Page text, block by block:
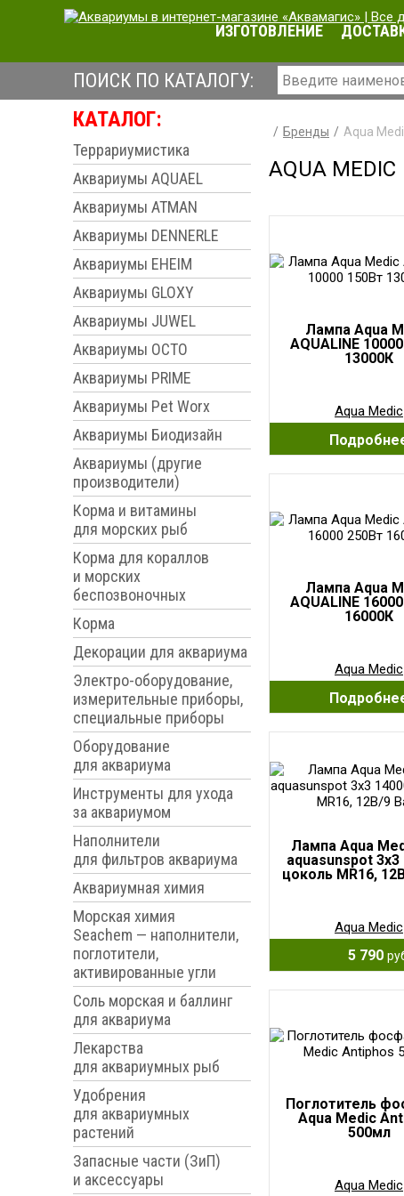
ИЗГОТОВЛЕНИЕ
ПОИСК ПО КАТАЛОГУ:
КАТАЛОГ:
Террариумистика
Аквариумы AQUAEL
Аквариумы ATMAN
Аквариумы DENNERLE
Аквариумы EHEIM
Аквариумы GLOXY
Аквариумы JUWEL
Аквариумы OCTO
Аквариумы PRIME
Аквариумы Pet Worx
Аквариумы Биодизайн
Аквариумы (другие
производители)
Корма и витамины
для морских рыб
Корма для кораллов
и морских
беспозвоночных
Корма
Декорации для аквариума
Электро-оборудование,
измерительные приборы,
специальные приборы
Оборудование
для аквариума
Инструменты для ухода
за аквариумом
Наполнители
для фильтров аквариума
Аквариумная химия
Морская химия
Seachem — наполнители,
поглотители,
активированные угли
Соль морская и баллинг
для аквариума
Лекарства
для аквариумных рыб
Удобрения
для аквариумных
растений
Запасные части (ЗиП)
и аксессуары
Бренды Aqua
AQUA MEDIC
Лампа Aqua
AQUALINE
13000К
Aqua Medic
Лампа Aqua
AQUALINE
16000К
Aqua Medic
Лампа Aqua
aquasunspot 3х3
цоколь MR16,
Aqua Medic
5 790
Поглотитель
Aqua Medic
500мл
Aqua Medic